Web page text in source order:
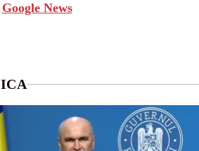
Google News